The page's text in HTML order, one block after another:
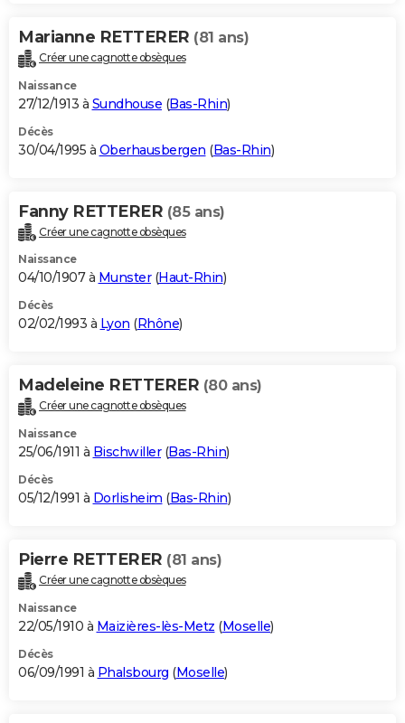
Marianne RETTERER (81 ans)
Créer une cagnotte obsèques
Naissance
27/12/1913 à Sundhouse (Bas-Rhin)
Décès
30/04/1995 à Oberhausbergen (Bas-Rhin)
Fanny RETTERER (85 ans)
Créer une cagnotte obsèques
Naissance
04/10/1907 à Munster(Haut-Rhin)
Décès
02/02/1993 à Lyon (Rhône)
Madeleine RETTERER (80 ans)
Créer une cagnotte obsèques
Naissance
25/06/1911 à Bischwiller(Bas-Rhin)
Décès
05/12/1991 à Dorlisheim (Bas-Rhin)
Pierre RETTERER (81 ans)
Créer une cagnotte obsèques
Naissance
22/05/1910 à Maizières-lès-Metz (Moselle)
Décès
06/09/1991 à Phalsbourg (Moselle)